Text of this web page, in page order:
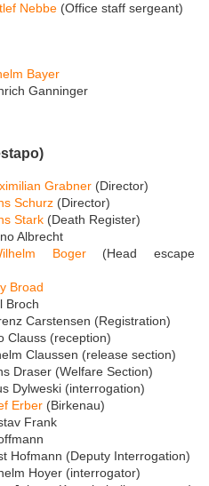
Nebbe (Office staff sergeant)
Bayer
Ganninger
Grabner (Director)
Schurz (Director)
Stark (Death Register)
Albrecht
Boger(Head escape
Broad
Broch
Carstensen (Registration)
Clauss (reception)
Claussen (release section)
Draser (Welfare Section)
Dylweski (interrogation)
Erber (Birkenau)
Frank
Hofmann (Deputy Interrogation)
Hoyer (interrogator)